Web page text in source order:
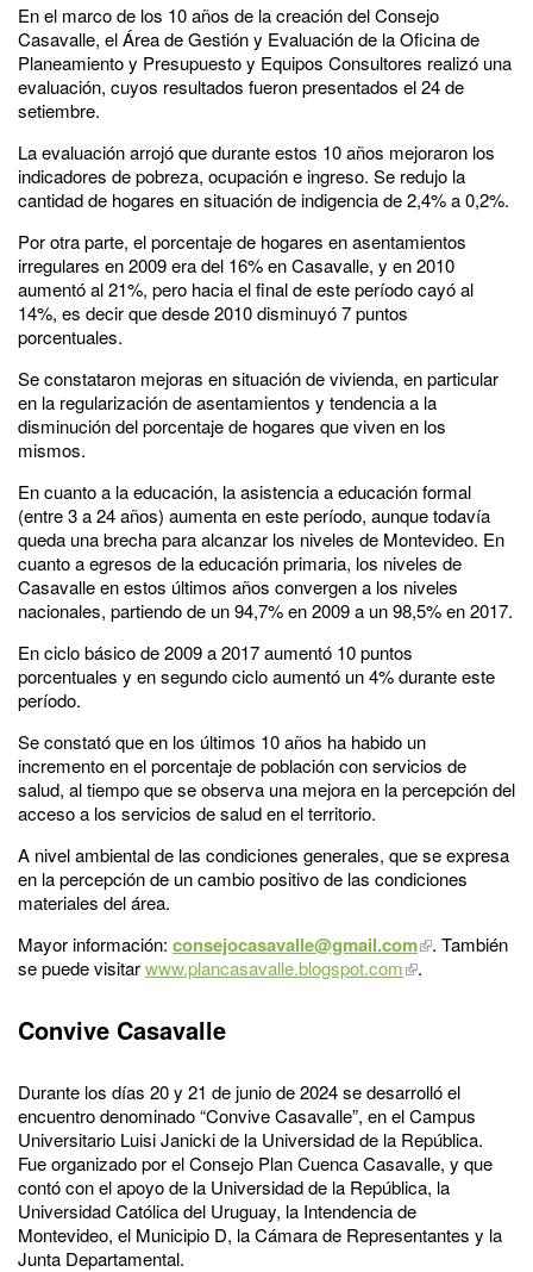
En el marco de los 10 años de la creación del Consejo
Casavalle, el Área de Gestión y Evaluación de la Oficina de
Planeamiento y Presupuesto y Equipos Consultores realizó una
evaluación, cuyos resultados fueron presentados el 24 de
setiembre.
La evaluación arrojó que durante estos 10 años mejoraron los
indicadores de pobreza, ocupación e ingreso. Se redujo la
cantidad de hogares en situación de indigencia de 2,4% a 0,2%.
Por otra parte, el porcentaje de hogares en asentamientos
irregulares en 2009 era del 16% en Casavalle, y en 2010
aumentó al 21%, pero hacia el final de este período cayó al
14%, es decir que desde 2010 disminuyó 7 puntos
porcentuales.
Se constataron mejoras en situación de vivienda, en particular
en la regularización de asentamientos y tendencia a la
disminución del porcentaje de hogares que viven en los
mismos.
En cuanto a la educación, la asistencia a educación formal
(entre 3 a 24 años) aumenta en este período, aunque todavía
queda una brecha para alcanzar los niveles de Montevideo. En
cuanto a egresos de la educación primaria, los niveles de
Casavalle en estos últimos años convergen a los niveles
nacionales, partiendo de un 94,7% en 2009 a un 98,5% en 2017.
En ciclo básico de 2009 a 2017 aumentó 10 puntos
porcentuales y en segundo ciclo aumentó un 4% durante este
período.
Se constató que en los últimos 10 años ha habido un
incremento en el porcentaje de población con servicios de
salud, al tiempo que se observa una mejora en la percepción del
acceso a los servicios de salud en el territorio.
A nivel ambiental de las condiciones generales, que se expresa
en la percepción de un cambio positivo de las condiciones
materiales del área.
Mayor información: consejocasavalle@gmail.com
. También
se puede visitarwww.plancasavalle.blogspot.com .
Convive Casavalle
Durante los días 20 y 21 de junio de 2024 se desarrolló el
encuentro denominado “Convive Casavalle”, en el Campus
Universitario Luisi Janicki de la Universidad de la República.
Fue organizado por el Consejo Plan Cuenca Casavalle, y que
contó con el apoyo de la Universidad de la República, la
Universidad Católica del Uruguay, la Intendencia de
Montevideo, el Municipio D, la Cámara de Representantes y la
Junta Departamental.